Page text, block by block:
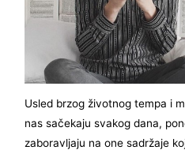
Usled brzog životnog tempa i
nas sačekaju svakog dana,
zaboravljaju na one sadržaje